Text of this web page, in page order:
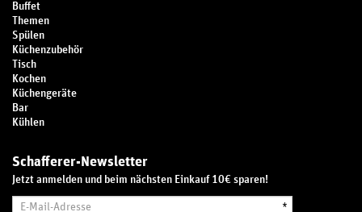
Was ist bei der Auswahl eines Gastro-
Beim Kauf von Gastro-Töpfen gibt es einige Punkte zu beachten, um
Ihnen die Auswahl zu erleichtern. So verfügen die hochwertigen Töpfe
über einen
, der für eine gleichmäßige Wärmeverteilung
sorgt, was dazu führt, dass das Risiko des Anbrennens minimiert wird.
Buffet
Themen
Spülen
Küchenzubehör
Tisch
Kochen
Küchengeräte
Bar
Kühlen
Schafferer-Newsletter
Jetzt anmelden und beim nächsten Einkauf 10€ sparen!
*